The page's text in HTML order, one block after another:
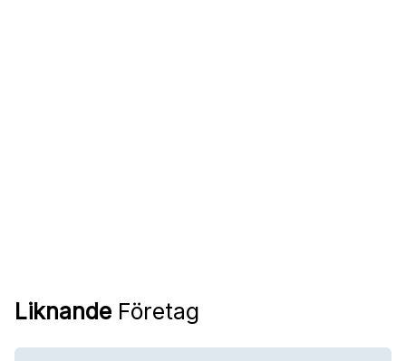
Liknande Företag